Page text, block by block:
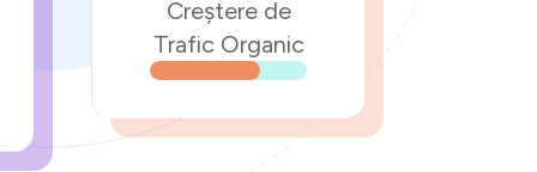
Creștere de
Trafic Organic